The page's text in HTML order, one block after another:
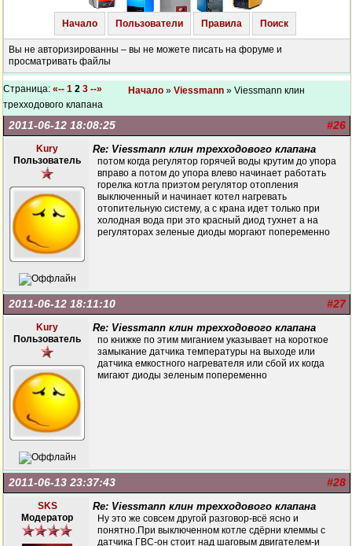
Начало Пользователи Правила Поиск
Вы не авторизированны – вы не можете писать на форуме и
просматривать файлы
Страница: «-- 1 2 3 --» Начало » Viessmann » Viessmann клин
трехходового клапана
#26
2011-06-12 18:08:25
Kury
Пользователь
Re: Viessmann клин трехходового клапана
потом когда регулятор горячей воды крутим до упора
вправо а потом до упора влево начинает работать
горелка котла приэтом регулятор отопления
выключенный и начинает котел нагревать
отопительную систему, а с крана идет только при
холодная вода при это красный диод тухнет а на
регуляторах зеленые диоды моргают попеременно
#27
2011-06-12 18:11:10
Kury
Пользователь
Re: Viessmann клин трехходового клапана
по книжке по этим миганием указывает на короткое
замыкание датчика температуры на выходе или
датчика емкостного нагревателя или сбой их когда
мигают диоды зеленым попеременно
#28
2011-06-13 23:37:43
SKS
Модератор
Re: Viessmann клин трехходового клапана
Ну это же совсем другой разговор-всё ясно и
понятно.При выключенном котле сдёрни клеммы с
датчика ГВС-он стоит над шаговым двигателем-и